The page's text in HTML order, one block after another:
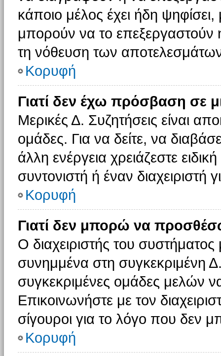
κάποιο μέλος έχει ήδη ψηφίσει,
μπορούν να το επεξεργαστούν
τη νόθευση των
Κορυφή
Γιατί δεν έχω πρόσβαση σε
Μερικές Δ. Συζητήσεις είναι
ομάδες. Για να δείτε, να
άλλη ενέργεια χρειάζεστε
συντονιστή ή έναν διαχειριστή
Κορυφή
Γιατί δεν μπορώ να
Ο διαχειριστής του
συνημμένα στη συγκεκριμένη
συγκεκριμένες ομάδες μελών
Επικοινωνήστε με τον
σίγουροι για το λόγο που δεν
Κορυφή